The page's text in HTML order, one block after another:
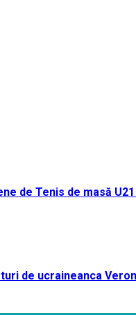
de Tenis de masă
de ucraineanca